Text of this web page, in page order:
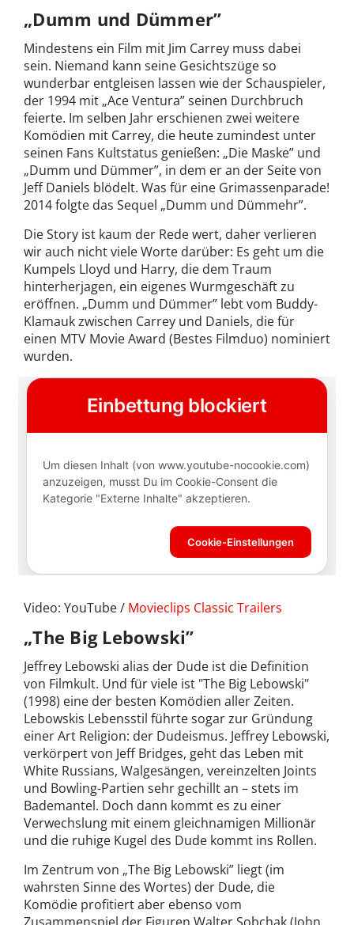
„Dumm und Dümmer”
Mindestens ein Film mit Jim Carrey muss dabei
sein. Niemand kann seine Gesichtszüge so
wunderbar entgleisen lassen wie der Schauspieler,
der 1994 mit „Ace Ventura” seinen Durchbruch
feierte. Im selben Jahr erschienen zwei weitere
Komödien mit Carrey, die heute zumindest unter
seinen Fans Kultstatus genießen: „Die Maske” und
„Dumm und Dümmer”, in dem er an der Seite von
Jeff Daniels blödelt. Was für eine Grimassenparade!
2014 folgte das Sequel „Dumm und Dümmehr”.
Die Story ist kaum der Rede wert, daher verlieren
wir auch nicht viele Worte darüber: Es geht um die
Kumpels Lloyd und Harry, die dem Traum
hinterherjagen, ein eigenes Wurmgeschäft zu
eröffnen. „Dumm und Dümmer” lebt vom Buddy-
Klamauk zwischen Carrey und Daniels, die für
einen MTV Movie Award (Bestes Filmduo) nominiert
wurden.
Video: YouTube / Movieclips Classic Trailers
„The Big Lebowski”
Jeffrey Lebowski alias der Dude ist die Definition
von Filmkult. Und für viele ist "The Big Lebowski"
(1998) eine der besten Komödien aller Zeiten.
Lebowskis Lebensstil führte sogar zur Gründung
einer Art Religion: der Dudeismus. Jeffrey Lebowski,
verkörpert von Jeff Bridges, geht das Leben mit
White Russians, Walgesängen, vereinzelten Joints
und Bowling-Partien sehr gechillt an – stets im
Bademantel. Doch dann kommt es zu einer
Verwechslung mit einem gleichnamigen Millionär
und die ruhige Kugel des Dude kommt ins Rollen.
Im Zentrum von „The Big Lebowski” liegt (im
wahrsten Sinne des Wortes) der Dude, die
Komödie profitiert aber ebenso vom